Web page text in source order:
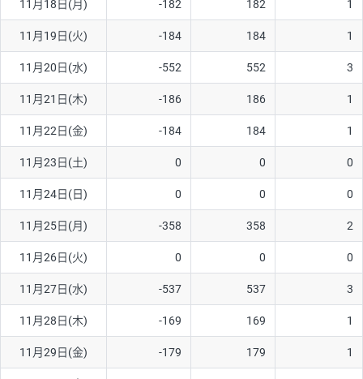
ソ/円は10万通貨単位。
11月18日(月) -182 182 1
11月19日(火) -184 184 1
11月20日(水) -552 552 3
11月21日(木) -186 186 1
11月22日(金) -184 184 1
11月23日(土) 0 0 0
11月24日(日) 0 0 0
11月25日(月) -358 358 2
11月26日(火) 0 0 0
11月27日(水) -537 537 3
11月28日(木) -169 169 1
11月29日(金) -179 179 1